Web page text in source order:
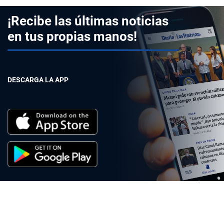
¡Recibe las últimas noticias
en tus propias manos!
DESCARGA LA APP